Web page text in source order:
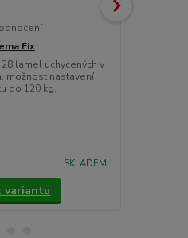
Fix
lamel uchycených v
možnost nastavení
do 120 kg,
SKLADEM
variantu